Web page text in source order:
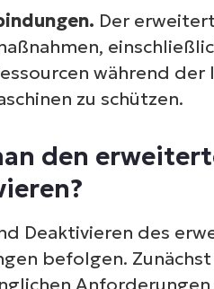
Der
während
zu schützen.
den
Deaktivieren des
befolgen.